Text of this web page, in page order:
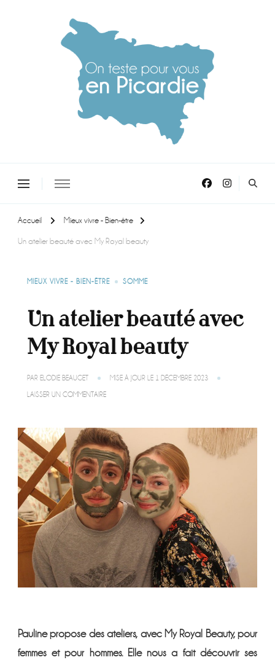
Accueil Mieux vivre - Bien-être
Un atelier beauté avec My Royal beauty
MIEUX VIVRE - BIEN-ÊTRE SOMME
Un atelier beauté avec
My Royal beauty
PAR ELODIE BEAUGET MISE À JOUR LE 1 DÉCEMBRE 2023
LAISSER UN COMMENTAIRESUR
AVEC
MY
ROYAL
BEAUTY
Pauline propose des ateliers, avec My Royal Beauty, pour
femmes et pour hommes. Elle nous a fait découvrir ses